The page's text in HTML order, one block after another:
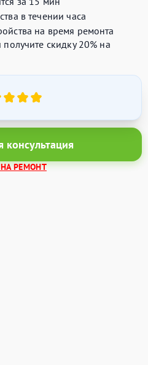
в течении часа
на время ремонта
скидку 20% на
консультация
РЕМОНТ